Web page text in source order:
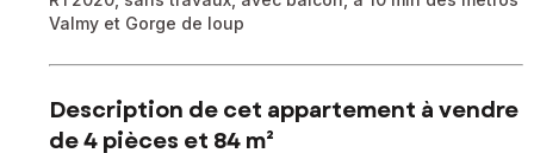
Valmy et Gorge de loup
Description de cet appartement à vendre
de 4 pièces et 84 m²